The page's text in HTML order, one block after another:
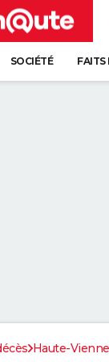
SOCIÉTÉ FAITS
Haute-Vienne